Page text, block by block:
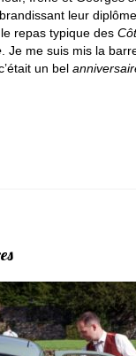
leur
le repas typique des
. Je me suis mis la
un bel